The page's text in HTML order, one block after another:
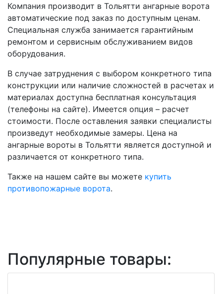
Компания производит в Тольятти ангарные ворота
автоматические под заказ по доступным ценам.
Специальная служба занимается гарантийным
ремонтом и сервисным обслуживанием видов
оборудования.
В случае затруднения с выбором конкретного типа
конструкции или наличие сложностей в расчетах и
материалах доступна бесплатная консультация
(телефоны на сайте). Имеется опция – расчет
стоимости. После оставления заявки специалисты
произведут необходимые замеры. Цена на
ангарные вороты в Тольятти является доступной и
различается от конкретного типа.
Также на нашем сайте вы можете купить
противопожарные ворота.
Популярные товары: